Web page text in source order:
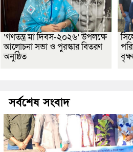
‘গণতন্ত্র মা দিবস-২০২৬’ উপলক্ষে
আলোচনা সভা ও পুরস্কার বিতরণ
অনুষ্ঠিত
সর্বশেষ সংবাদ